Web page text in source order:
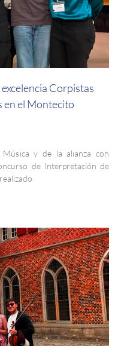
Corpistas
en el Montecito
Música y de la alianza con
de Interpretación de